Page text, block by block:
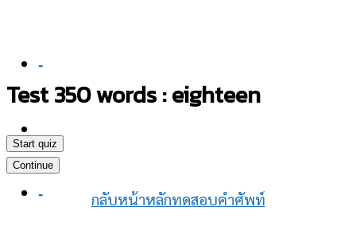
-
-
Test 350 words : eighteen
Start quiz
Continue
กลับหน้าหลักทดสอบคำศัพท์